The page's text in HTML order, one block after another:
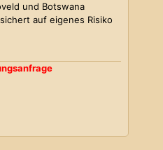
und Botswana
auf eigenes Risiko